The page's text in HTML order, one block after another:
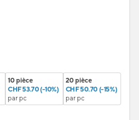
10 pièce
CHF 53.70 (-10%)
par pc
20 pièce
CHF 50.70 (-15%)
par pc